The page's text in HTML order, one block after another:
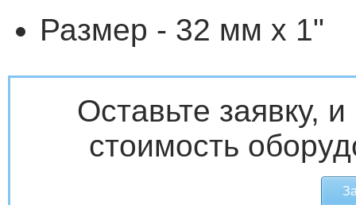
Размер - 32 мм х 1"
Оставьте заявку,
стоимость